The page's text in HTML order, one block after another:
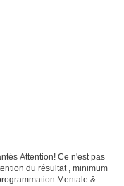
Attention! Ce n'est pas
du résultat , minimum
Mentale &